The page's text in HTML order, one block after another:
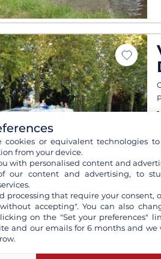
asesoramiento?
cookies or equivalent technologies
from your device.
with personalised content and
our content and advertising, to
processing that require your consent,
accepting". You can also
on the "Set your preferences"
and our emails for 6 months and we